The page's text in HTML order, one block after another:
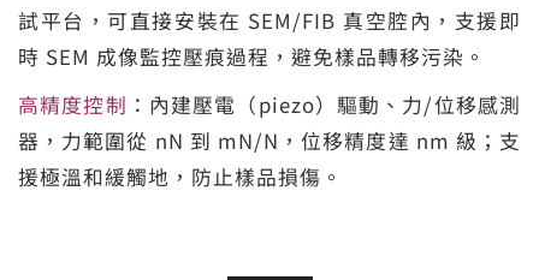
試平台，可直接安裝在 SEM/FIB 真空腔內，支援即
時 SEM 成像監控壓痕過程，避免樣品轉移污染。
高精度控制 ：內建壓電（piezo）驅動、力/位移感測
器，力範圍從 nN 到 mN/N，位移精度達 nm 級；支
援極溫和緩觸地，防止樣品損傷。